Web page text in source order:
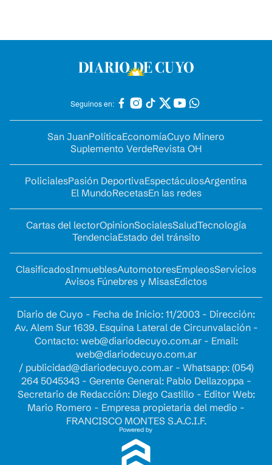
Seguinos en:
San JuanPolíticaEconomíaCuyo Minero
Suplemento VerdeRevista OH
PolicialesPasión DeportivaEspectáculosArgentina
El MundoRecetasEn las redes
Cartas del lectorOpinionSocialesSaludTecnología
TendenciaEstado del tránsito
ClasificadosInmueblesAutomotoresEmpleosServicios
Avisos Fúnebres y MisasEdictos
Diario de Cuyo - Fecha de Inicio: 11/2003 - Dirección:
Av. Alem Sur 1639. Esquina Lateral de Circunvalación -
Contacto: web@diariodecuyo.com.ar- Email:
web@diariodecuyo.com.ar
/ publicidad@diariodecuyo.com.ar- Whatsapp: (054)
264 5045343 - Gerente General: Pablo Dellazoppa -
Secretario de Redacción: Diego Castillo - Editor Web:
Mario Romero - Empresa propietaria del medio -
FRANCISCO MONTES S.A.C.I.F.